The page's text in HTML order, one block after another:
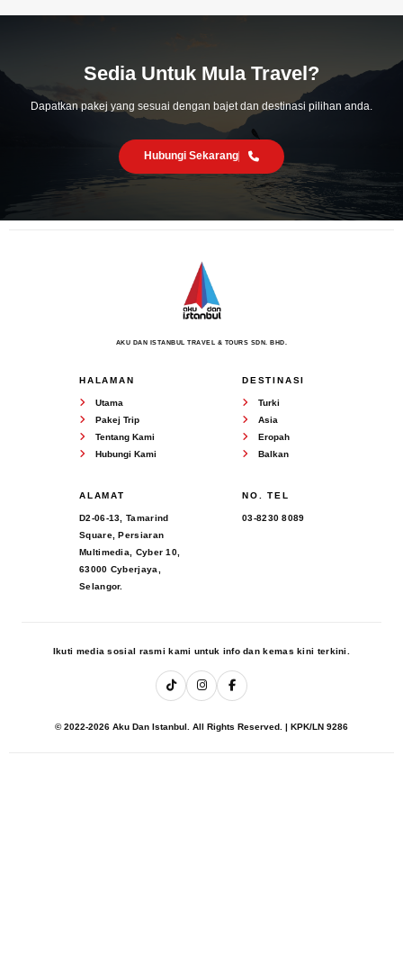
Sedia Untuk Mula Travel?
Dapatkan pakej yang sesuai dengan bajet dan destinasi pilihan anda.
Hubungi Sekarang
AKU DAN ISTANBUL TRAVEL & TOURS SDN. BHD.
HALAMAN
Utama
Pakej Trip
Tentang Kami
Hubungi Kami
DESTINASI
Turki
Asia
Eropah
Balkan
ALAMAT
D2-06-13, Tamarind
Square, Persiaran
Multimedia, Cyber 10,
63000 Cyberjaya,
Selangor.
NO. TEL
03-8230 8089
Ikuti media sosial rasmi kami untuk info dan kemas kini terkini.
© 2022-2026 Aku Dan Istanbul. All Rights Reserved. | KPK/LN 9286